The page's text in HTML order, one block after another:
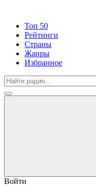
Топ 50
Рейтинги
Страны
Жанры
Избранное
Войти